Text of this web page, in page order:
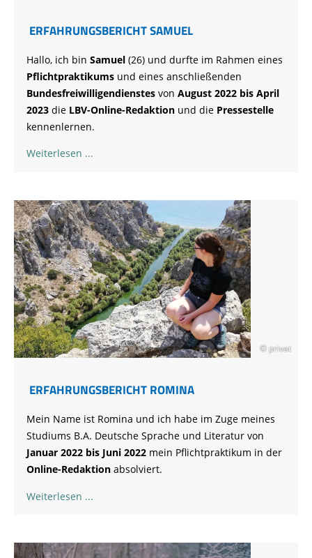
ERFAHRUNGSBERICHT SAMUEL
Hallo, ich bin Samuel (26) und durfte im Rahmen eines
Pflichtpraktikums und eines anschließenden
Bundesfreiwilligendienstes von August 2022 bis April
2023 die LBV-Online-Redaktion und die Pressestelle
kennenlernen.
Weiterlesen
© privat
ERFAHRUNGSBERICHT ROMINA
Mein Name ist Romina und ich habe im Zuge meines
Studiums B.A. Deutsche Sprache und Literatur von
Januar 2022 bis Juni 2022 mein Pflichtpraktikum in der
Online-Redaktion absolviert.
Weiterlesen